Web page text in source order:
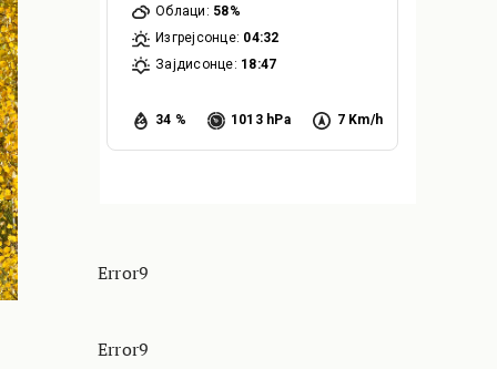
34 % 1013 hPa 7 Km/h
Облаци: 58%
Изгрејсонце: 04:32
Зајдисонце: 18:47
Error9
Error9